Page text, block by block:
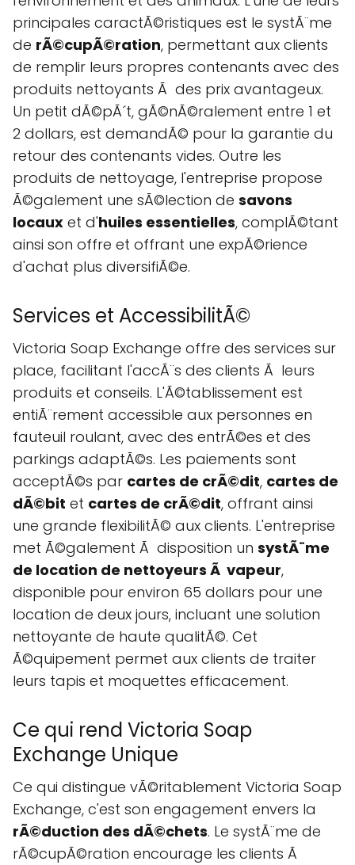
principales caractÃ©ristiques est le systÃ¨me
de rÃ©cupÃ©ration, permettant aux clients
de remplir leurs propres contenants avec des
produits nettoyants Ã des prix avantageux.
Un petit dÃ©pÃ´t, gÃ©nÃ©ralement entre 1 et
2 dollars, est demandÃ© pour la garantie du
retour des contenants vides. Outre les
produits de nettoyage, l'entreprise propose
Ã©galement une sÃ©lection de savons
locaux et d'huiles essentielles, complÃ©tant
ainsi son offre et offrant une expÃ©rience
d'achat plus diversifiÃ©e.
Services et AccessibilitÃ©
Victoria Soap Exchange offre des services sur
place, facilitant l'accÃ¨s des clients Ã leurs
produits et conseils. L'Ã©tablissement est
entiÃ¨rement accessible aux personnes en
fauteuil roulant, avec des entrÃ©es et des
parkings adaptÃ©s. Les paiements sont
acceptÃ©s par cartes de crÃ©dit, cartes de
dÃ©bit et cartes de crÃ©dit, offrant ainsi
une grande flexibilitÃ© aux clients. L'entreprise
met Ã©galement Ã disposition un systÃ¨me
de location de nettoyeurs Ã vapeur,
disponible pour environ 65 dollars pour une
location de deux jours, incluant une solution
nettoyante de haute qualitÃ©. Cet
Ã©quipement permet aux clients de traiter
leurs tapis et moquettes efficacement.
Ce qui rend Victoria Soap
Exchange Unique
Ce qui distingue vÃ©ritablement Victoria Soap
Exchange, c'est son engagement envers la
rÃ©duction des dÃ©chets. Le systÃ¨me de
rÃ©cupÃ©ration encourage les clients Ã